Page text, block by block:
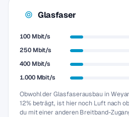
Glasfaser
100 Mbit/s
250 Mbit/s
400 Mbit/s
1.000 Mbit/s
Obwohl der Glasfaserausbau in
12% beträgt, ist hier noch Luft nach
du mit einer anderen Breitband-